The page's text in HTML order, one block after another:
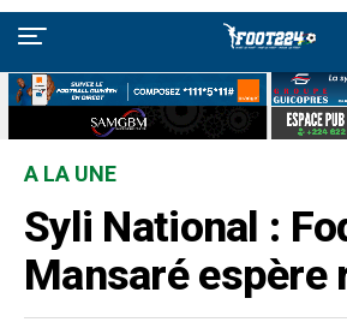
A LA UNE
Syli National :
Mansaré espère